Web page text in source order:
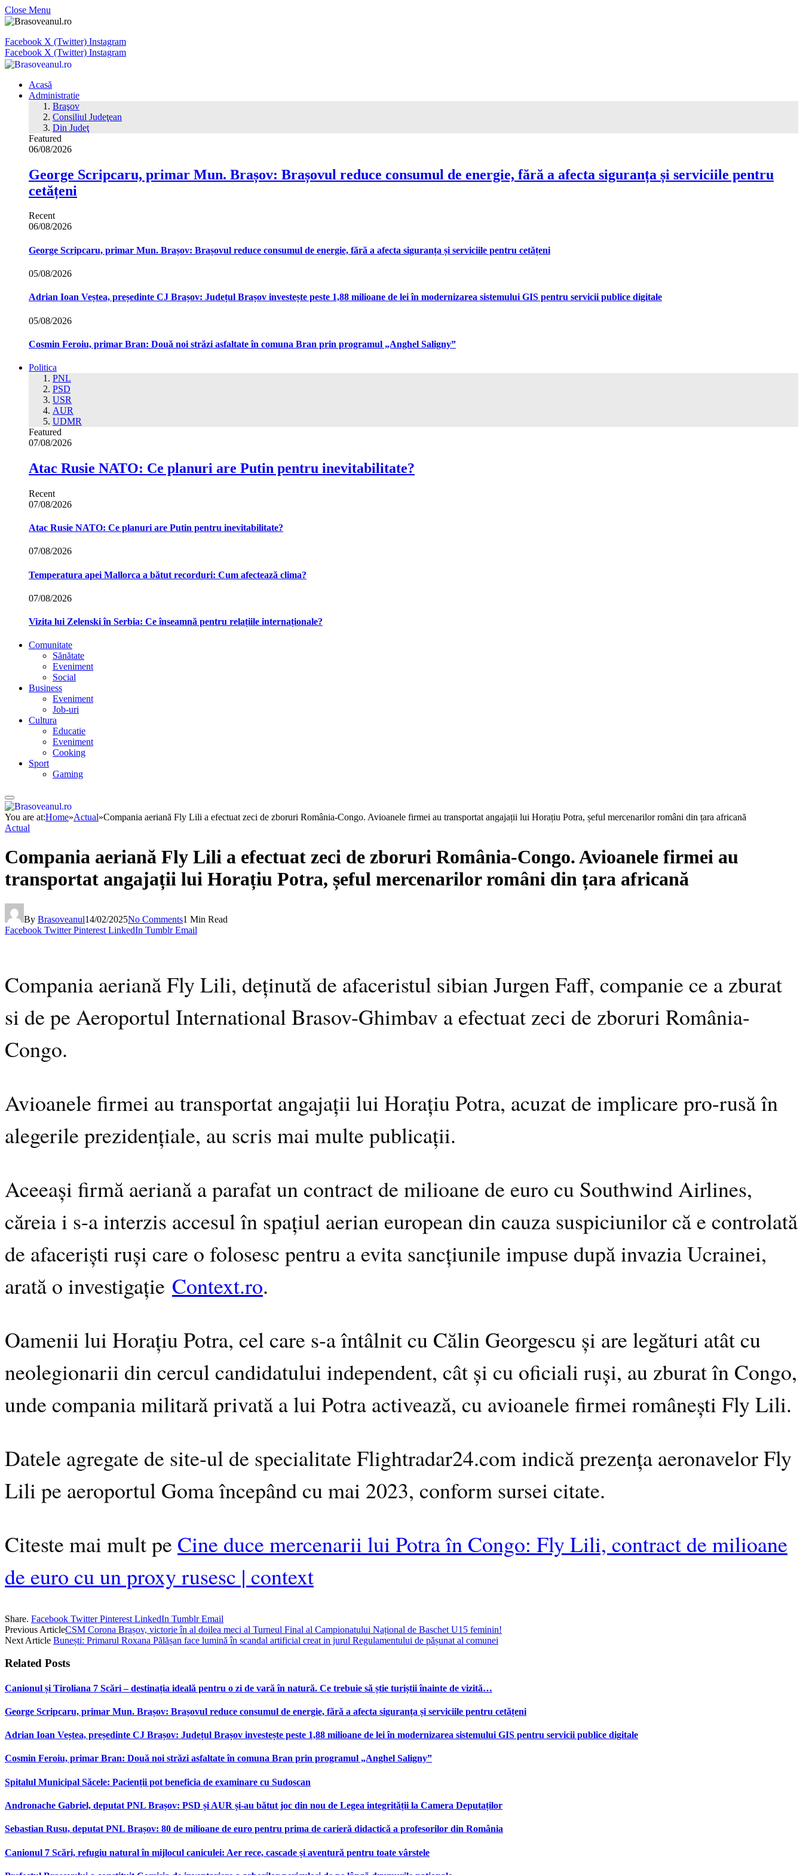
Close Menu
Facebook X (Twitter) Instagram
Facebook X (Twitter) Instagram
Acasă
Administratie
Braşov
Consiliul Judeţean
Din Judeţ
Featured
06/08/2026
George Scripcaru, primar Mun. Brașov: Brașovul reduce consumul de energie, fără a afecta siguranța și serviciile pentru
cetățeni
Recent
06/08/2026
George Scripcaru, primar Mun. Brașov: Brașovul reduce consumul de energie, fără a afecta siguranța și serviciile pentru cetățeni
05/08/2026
Adrian Ioan Veștea, președinte CJ Brașov: Județul Brașov investește peste 1,88 milioane de lei în modernizarea sistemului GIS pentru servicii publice digitale
05/08/2026
Cosmin Feroiu, primar Bran: Două noi străzi asfaltate în comuna Bran prin programul „Anghel Saligny”
Politica
PNL
PSD
USR
AUR
UDMR
Featured
07/08/2026
Atac Rusie NATO: Ce planuri are Putin pentru inevitabilitate?
Recent
07/08/2026
Atac Rusie NATO: Ce planuri are Putin pentru inevitabilitate?
07/08/2026
Temperatura apei Mallorca a bătut recorduri: Cum afectează clima?
07/08/2026
Vizita lui Zelenski în Serbia: Ce înseamnă pentru relațiile internaționale?
Comunitate
Sănătate
Eveniment
Social
Business
Eveniment
Job-uri
Cultura
Educatie
Eveniment
Cooking
Sport
Gaming
You are at:Home»Actual»Compania aeriană Fly Lili a efectuat zeci de zboruri România-Congo. Avioanele firmei au transportat angajații lui Horațiu Potra, șeful mercenarilor români din țara africană
Actual
Compania aeriană Fly Lili a efectuat zeci de zboruri România-Congo. Avioanele firmei au
transportat angajații lui Horațiu Potra, șeful mercenarilor români din țara africană
By Brasoveanul14/02/2025No Comments1 Min Read
Facebook Twitter Pinterest LinkedIn Tumblr Email
Compania aeriană Fly Lili, deținută de afaceristul sibian Jurgen Faff, companie ce a zburat
si de pe Aeroportul International Brasov-Ghimbav a efectuat zeci de zboruri România-
Congo.
Avioanele firmei au transportat angajații lui Horațiu Potra, acuzat de implicare pro-rusă în
alegerile prezidențiale, au scris mai multe publicații.
Aceeași firmă aeriană a parafat un contract de milioane de euro cu Southwind Airlines,
căreia i s-a interzis accesul în spațiul aerian european din cauza suspiciunilor că e controlată
de afaceriști ruși care o folosesc pentru a evita sancțiunile impuse după invazia Ucrainei,
arată o investigație Context.ro.
Oamenii lui Horațiu Potra, cel care s-a întâlnit cu Călin Georgescu și are legături atât cu
neolegionarii din cercul candidatului independent, cât și cu oficiali ruși, au zburat în Congo,
unde compania militară privată a lui Potra activează, cu avioanele firmei românești Fly Lili.
Datele agregate de site-ul de specialitate Flightradar24.com indică prezența aeronavelor Fly
Lili pe aeroportul Goma începând cu mai 2023, conform sursei citate.
Citeste mai mult pe Cine duce mercenarii lui Potra în Congo: Fly Lili, contract de milioane
de euro cu un proxy rusesc | context
Share. Facebook Twitter Pinterest LinkedIn Tumblr Email
Previous ArticleCSM Corona Brașov, victorie în al doilea meci al Turneul Final al Campionatului Național de Baschet U15 feminin!
Next Article Bunești: Primarul Roxana Pălășan face lumină în scandal artificial creat in jurul Regulamentului de pășunat al comunei
Related Posts
Canionul și Tiroliana 7 Scări – destinația ideală pentru o zi de vară în natură. Ce trebuie să știe turiștii înainte de vizită…
George Scripcaru, primar Mun. Brașov: Brașovul reduce consumul de energie, fără a afecta siguranța și serviciile pentru cetățeni
Adrian Ioan Veștea, președinte CJ Brașov: Județul Brașov investește peste 1,88 milioane de lei în modernizarea sistemului GIS pentru servicii publice digitale
Cosmin Feroiu, primar Bran: Două noi străzi asfaltate în comuna Bran prin programul „Anghel Saligny”
Spitalul Municipal Săcele: Pacienții pot beneficia de examinare cu Sudoscan
Andronache Gabriel, deputat PNL Brașov: PSD și AUR și-au bătut joc din nou de Legea integrității la Camera Deputaților
Sebastian Rusu, deputat PNL Brașov: 80 de milioane de euro pentru prima de carieră didactică a profesorilor din România
Canionul 7 Scări, refugiu natural în mijlocul caniculei: Aer rece, cascade și aventură pentru toate vârstele